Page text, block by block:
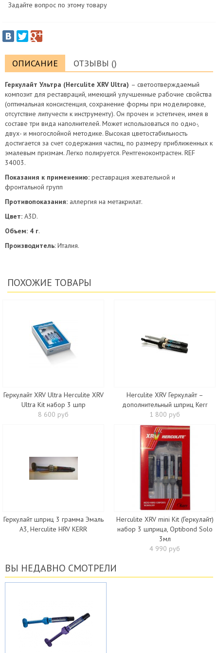
Задайте вопрос по этому товару
ОПИСАНИЕ ОТЗЫВЫ ()
Геркулайт Ультра (Herculite XRV Ultra) – светоотверждаемый
композит для реставраций, имеющий улучшенные рабочие свойства
(оптимальная консистенция, сохранение формы при моделировке,
отсутствие липучести к инструменту). Он прочен и эстетичен, имея в
составе три вида наполнителей. Может использоваться по одно-,
двух- и многослойной методике. Высокая цветостабильность
достигается за счет содержания частиц, по размеру приближенных к
эмалевым призмам. Легко полируется. Рентгеноконтрастен. REF
34003.
Показания к применению: реставрация жевательной и
фронтальной групп
Противопоказания: аллергия на метакрилат.
Цвет: А3D.
Объем: 4 г.
Производитель: Италия.
ПОХОЖИЕ ТОВАРЫ
Геркулайт XRV Ultra Herculite XRV
Ultra Kit набор 3 шпр
8 600 руб
Herculite ХRV Геркулайт –
дополнительный шприц Kerr
1 800 руб
Геркулайт шприц 3 грамма Эмаль
А3, Herculite HRV KERR
Herculite XRV mini Kit (Геркулайт)
набор 3 шприца, Optibond Solo
3мл
4 990 руб
ВЫ НЕДАВНО СМОТРЕЛИ